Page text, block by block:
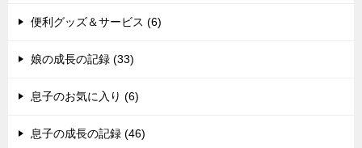
便利グッズ＆サービス (6)
娘の成長の記録 (33)
息子のお気に入り (6)
息子の成長の記録 (46)